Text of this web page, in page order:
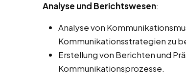
Analyse und Berichtswesen:
Analyse von
Kommunikationsstrategien zu
Erstellung von Berichten und
Kommunikationsprozesse.